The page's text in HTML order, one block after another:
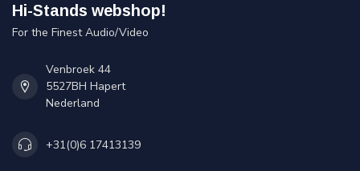
Hi-Stands webshop!
For the Finest Audio/Video
Venbroek 44
5527BH Hapert
Nederland
+31(0)6 17413139